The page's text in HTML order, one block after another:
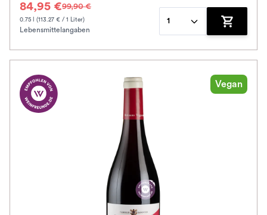
84,95 €99,90 €
0.75 l (113.27 € / 1 Liter)
Lebensmittelangaben
1
Zum
Vegan